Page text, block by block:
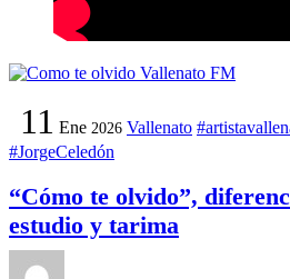
11 Ene 2026 Vallenato
#JorgeCeledón
“Cómo te olvido”,
estudio y tarima